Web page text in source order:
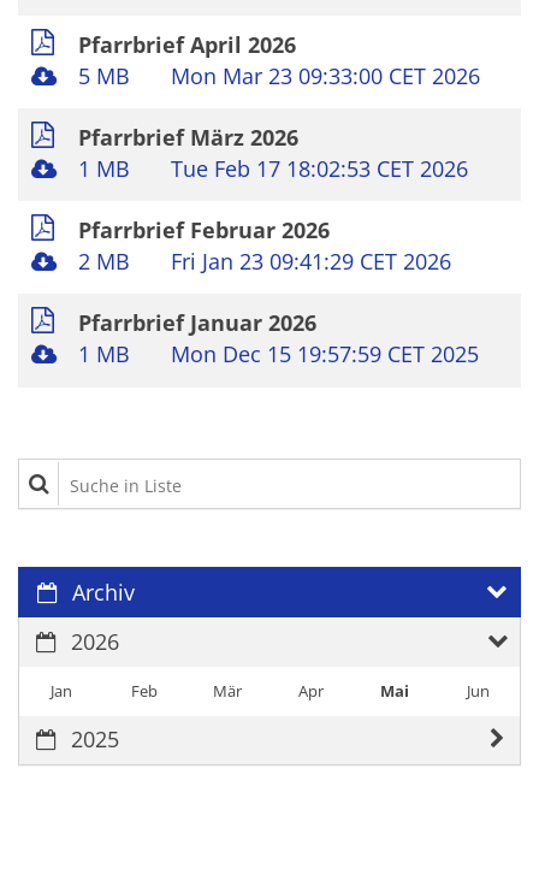
Pfarrbrief April 2026
5 MB
Mon Mar 23 09:33:00 CET 2026
Pfarrbrief März 2026
1 MB
Tue Feb 17 18:02:53 CET 2026
Pfarrbrief Februar 2026
2 MB
Fri Jan 23 09:41:29 CET 2026
Pfarrbrief Januar 2026
1 MB
Mon Dec 15 19:57:59 CET 2025
Suche in Liste
Archiv
2026
Jan Feb Mär Apr Mai Jun
2025